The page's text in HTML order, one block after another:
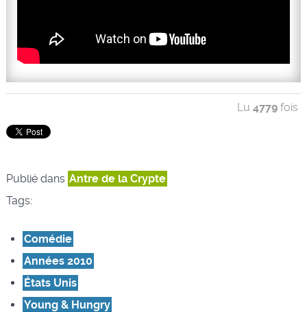
Lu4779 fois
Publié dans Antre de la Crypte
Tags:
Comédie
Années 2010
États Unis
Young & Hungry